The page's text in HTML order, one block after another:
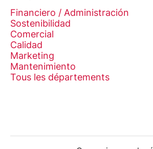
Financiero / Administración
Sostenibilidad
Comercial
Calidad
Marketing
Mantenimiento
Tous les départements